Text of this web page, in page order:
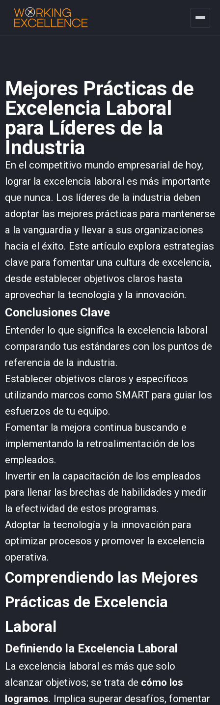
Mejores Prácticas de
Excelencia Laboral
para Líderes de la
Industria
En el competitivo mundo empresarial de hoy,
lograr la excelencia laboral es más importante
que nunca. Los líderes de la industria deben
adoptar las mejores prácticas para mantenerse
a la vanguardia y llevar a sus organizaciones
hacia el éxito. Este artículo explora estrategias
clave para fomentar una cultura de excelencia,
desde establecer objetivos claros hasta
aprovechar la tecnología y la innovación.
Conclusiones Clave
Entender lo que significa la excelencia laboral
comparando tus estándares con los puntos de
referencia de la industria.
Establecer objetivos claros y específicos
utilizando marcos como SMART para guiar los
esfuerzos de tu equipo.
Fomentar la mejora continua buscando e
implementando la retroalimentación de los
empleados.
Invertir en la capacitación de los empleados
para llenar las brechas de habilidades y medir
la efectividad de estos programas.
Adoptar la tecnología y la innovación para
optimizar procesos y promover la excelencia
operativa.
Comprendiendo las Mejores
Prácticas de Excelencia
Laboral
Definiendo la Excelencia Laboral
La excelencia laboral es más que solo
alcanzar objetivos; se trata de cómo los
logramos. Implica superar desafíos, fomentar